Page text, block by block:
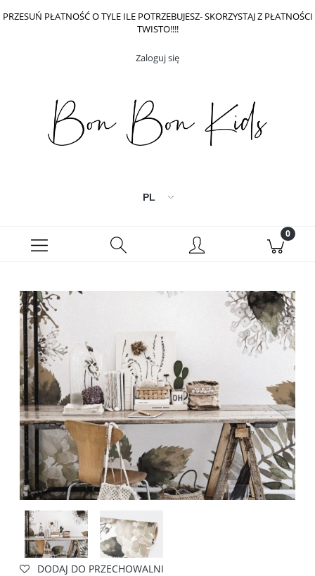
PRZESUŃ PŁATNOŚĆ O TYLE ILE POTRZEBUJESZ- SKORZYSTAJ Z PŁATNOŚCI
TWISTO!!!!
Zaloguj się
DODAJ DO PRZECHOWALNI